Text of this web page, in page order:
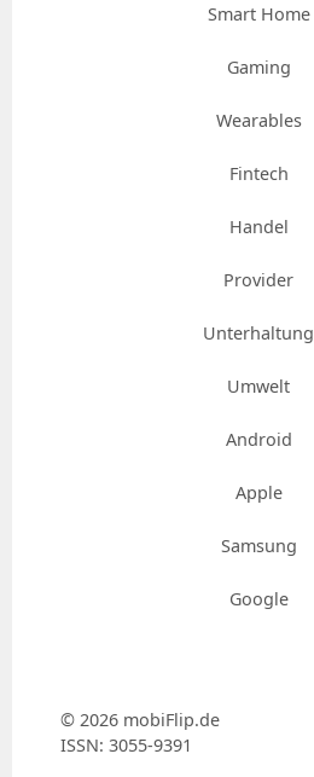
Smart Home
Gaming
Wearables
Fintech
Handel
Provider
Unterhaltung
Umwelt
Android
Apple
Samsung
Google
© 2026 mobiFlip.de
ISSN: 3055-9391